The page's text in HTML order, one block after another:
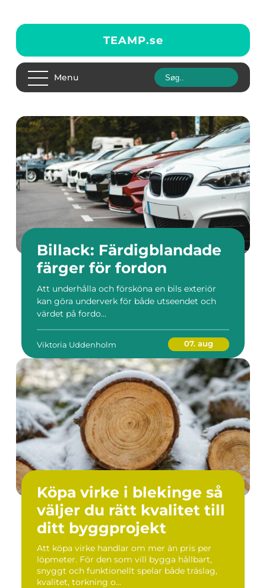
TEAMP.se
Menu
Billack: Färdigblandade
färger för fordon
Att underhålla och försköna en bils exteriör
kan göra underverk för både utseendet och
värdet på fordo...
Viktoria Uddenholm 07. aug
Köpa virke i blekinge så
väljer du rätt kvalitet till
ditt byggprojekt
Att köpa virke handlar om mer än pris per
löpmeter. För den som vill bygga hållbart,
snyggt och funktionellt spelar både träslag,
kvalitet, torkning o...